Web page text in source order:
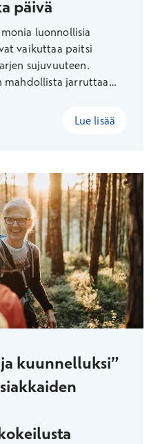
päivä
luonnollisia
vaikuttaa paitsi
sujuvuuteen.
mahdollista jarruttaa
Lue lisää
kuunnelluksi”